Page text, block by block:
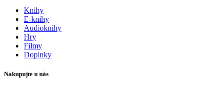
Knihy
E-knihy
Audioknihy
Hry
Filmy
Doplnky
Nakupujte u nás